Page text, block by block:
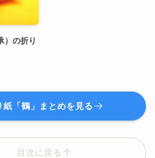
）の折り
紙「鶴」まとめを見る
目次に戻る